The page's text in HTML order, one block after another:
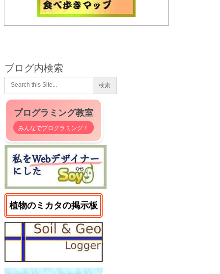
ブログ内検索
プログラミング教室
みんなでプログラミング！
植物のミカタの掲示板